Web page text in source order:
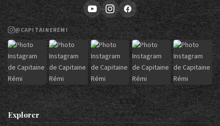
@CAPITAINEREMI
Explorer